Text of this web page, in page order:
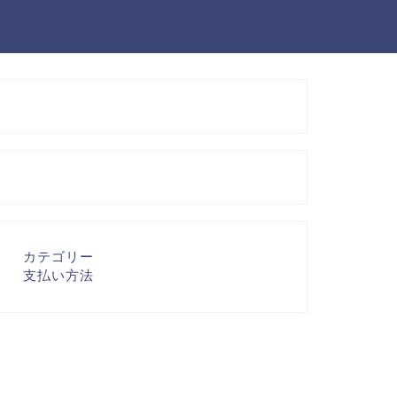
カテゴリー
支払い方法